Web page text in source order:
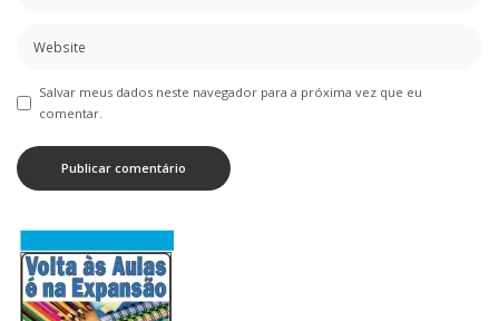
Salvar meus dados neste navegador para a próxima vez que eu
comentar.